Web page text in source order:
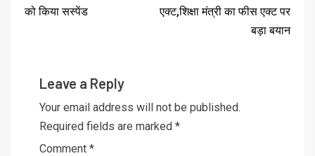
को किया सस्पेंड
एक्ट,शिक्षा मंत्री का फीस एक्ट पर
बड़ा बयान
Leave a Reply
Your email address will not be published.
Required fields are marked *
Comment *